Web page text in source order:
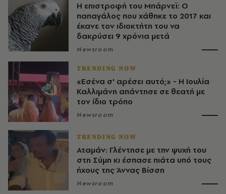
Η επιστροφή του Μπάρνεϊ: Ο
παπαγάλος που χάθηκε το 2017 και
έκανε τον ιδιοκτήτη του να
δακρύσει 9 χρόνια μετά
Newsroom
TRENDING NOW
«Εσένα σ' αρέσει αυτό;» - Η Ιουλία
Καλλιμάνη απάντησε σε θεατή με
τον ίδιο τρόπο
Newsroom
TRENDING NOW
Αταμάν: Γλέντησε με την ψυχή του
στη Σύμη κι έσπασε πιάτα υπό τους
ήχους της Άννας Βίσση
Newsroom